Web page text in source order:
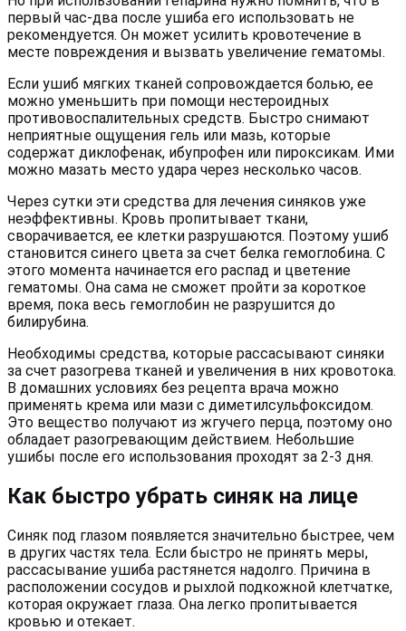
первый час-два после ушиба его использовать не
рекомендуется. Он может усилить кровотечение в
месте повреждения и вызвать увеличение гематомы.
Если ушиб мягких тканей сопровождается болью, ее
можно уменьшить при помощи нестероидных
противовоспалительных средств. Быстро снимают
неприятные ощущения гель или мазь, которые
содержат диклофенак, ибупрофен или пироксикам. Ими
можно мазать место удара через несколько часов.
Через сутки эти средства для лечения синяков уже
неэффективны. Кровь пропитывает ткани,
сворачивается, ее клетки разрушаются. Поэтому ушиб
становится синего цвета за счет белка гемоглобина. С
этого момента начинается его распад и цветение
гематомы. Она сама не сможет пройти за короткое
время, пока весь гемоглобин не разрушится до
билирубина.
Необходимы средства, которые рассасывают синяки
за счет разогрева тканей и увеличения в них кровотока.
В домашних условиях без рецепта врача можно
применять крема или мази с диметилсульфоксидом.
Это вещество получают из жгучего перца, поэтому оно
обладает разогревающим действием. Небольшие
ушибы после его использования проходят за 2-3 дня.
Как быстро убрать синяк на лице
Синяк под глазом появляется значительно быстрее, чем
в других частях тела. Если быстро не принять меры,
рассасывание ушиба растянется надолго. Причина в
расположении сосудов и рыхлой подкожной клетчатке,
которая окружает глаза. Она легко пропитывается
кровью и отекает.